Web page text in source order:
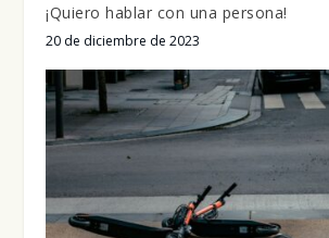
¡Quiero hablar con una persona!
20 de diciembre de 2023